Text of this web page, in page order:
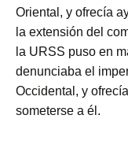
Oriental, y ofrecía
la extensión
la URSS puso en
denunciaba el
Occidental, y
someterse a él.